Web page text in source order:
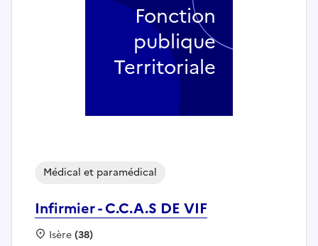
Infirmier - C.C.A.S DE VIF
Médical et paramédical
Localisation :
Isère(38)
Fonction
publique
Territoriale